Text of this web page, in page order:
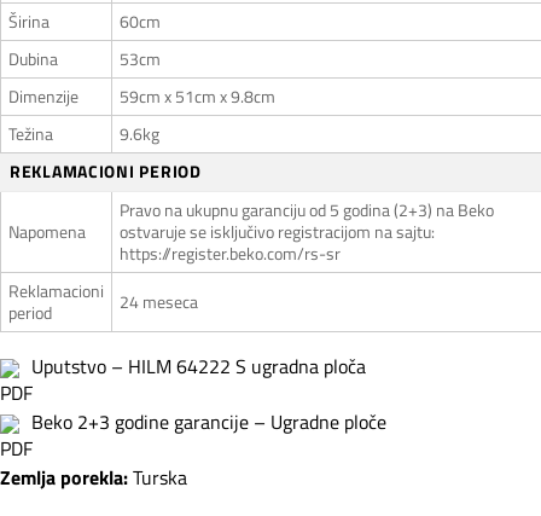
Širina
60cm
Dubina
53cm
Dimenzije
59cm x 51cm x 9.8cm
Težina
9.6kg
REKLAMACIONI PERIOD
Napomena
Pravo na ukupnu garanciju od 5 godina (2+3) na Beko
ostvaruje se isključivo registracijom na sajtu:
https://register.beko.com/rs-sr
Reklamacioni
period
24 meseca
Uputstvo – HILM 64222 S ugradna ploča
Beko 2+3 godine garancije – Ugradne ploče
Zemlja porekla:Turska